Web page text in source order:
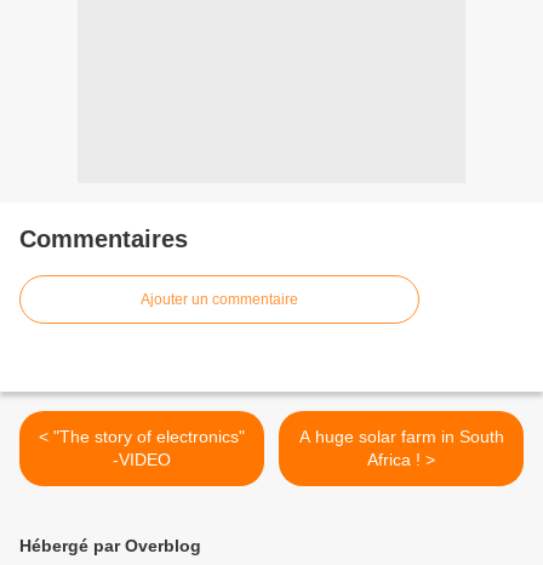
Commentaires
Ajouter un commentaire
< "The story of electronics"
-VIDEO
A huge solar farm in South
Africa ! >
Hébergé par Overblog